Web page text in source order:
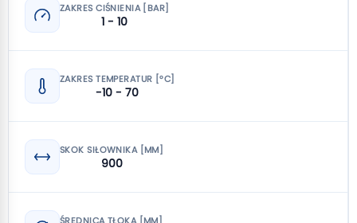
ZAKRES CIŚNIENIA [BAR]
1 - 10
ZAKRES TEMPERATUR [°C]
-10 - 70
SKOK SIŁOWNIKA [MM]
900
ŚREDNICA TŁOKA [MM]